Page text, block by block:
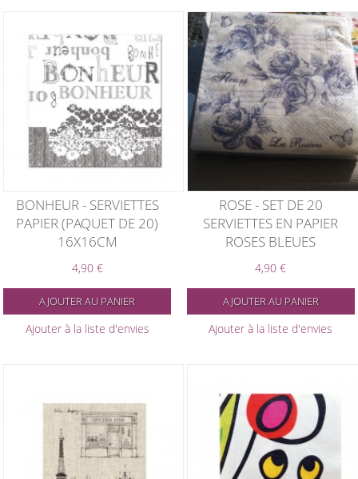
BONHEUR - SERVIETTES
PAPIER (PAQUET DE 20)
16X16CM
4,90 €
AJOUTER AU PANIER
Ajouter à la liste d'envies
ROSE - SET DE 20
SERVIETTES EN PAPIER
ROSES BLEUES
4,90 €
AJOUTER AU PANIER
Ajouter à la liste d'envies